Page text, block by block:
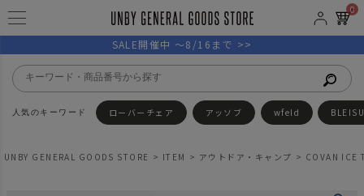
0
SALE開催中 ～8/16まで >>
ローバーチェア アッソブ wfeld
UNBY GENERAL GOODS STORE ITEM アウトドア・キャンプ COVAN ICE